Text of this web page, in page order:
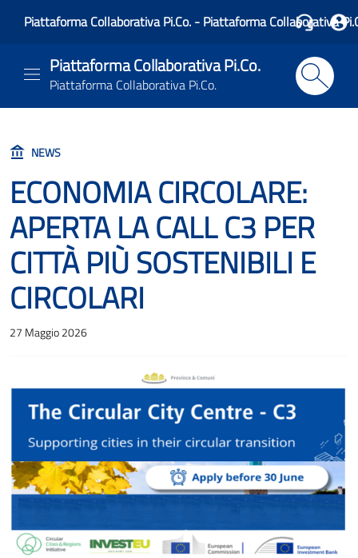
Piattaforma Collaborativa Pi.Co. - Piattaforma Collaborativa
Piattaforma Collaborativa Pi.Co.
Piattaforma Collaborativa Pi.Co.
NEWS
ECONOMIA CIRCOLARE:
APERTA LA CALL C3 PER
CITTÀ PIÙ SOSTENIBILI E
CIRCOLARI
27 Maggio 2026